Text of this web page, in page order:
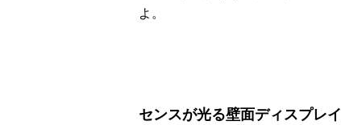
よ。
センスが光る壁面ディスプレイ